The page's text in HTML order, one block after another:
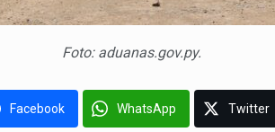
Foto: aduanas.gov.py.
Facebook WhatsApp Twitter